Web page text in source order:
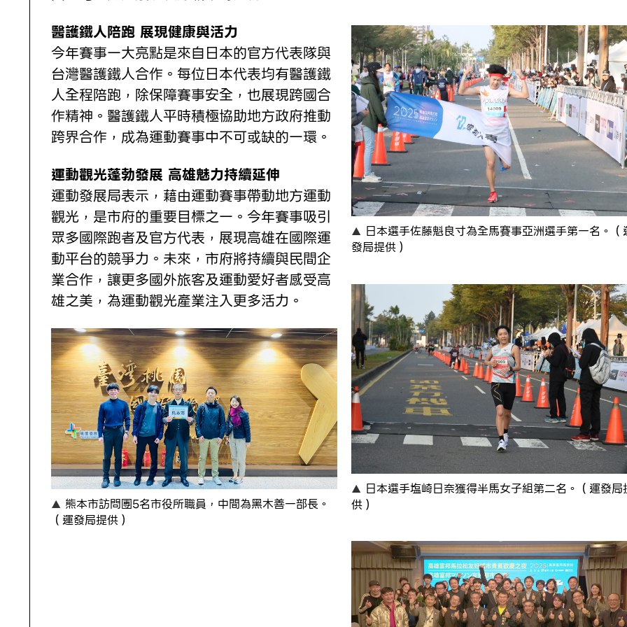
醫護鐵人陪跑 展現健康與活力
今年賽事一大亮點是來自日本的官方代表隊與
台灣醫護鐵人合作。每位日本代表均有醫護鐵
人全程陪跑，除保障賽事安全，也展現跨國合
作精神。醫護鐵人平時積極協助地方政府推動
跨界合作，成為運動賽事中不可或缺的一環。
運動觀光蓬勃發展 高雄魅力持續延伸
運動發展局表示，藉由運動賽事帶動地方運動
觀光，是市府的重要目標之一。今年賽事吸引
眾多國際跑者及官方代表，展現高雄在國際運
動平台的競爭力。未來，市府將持續與民間企
業合作，讓更多國外旅客及運動愛好者感受高
雄之美，為運動觀光產業注入更多活力。
熊本市訪問團5名市役所職員，中間為黑木善一部長。
（運發局提供）
日本選手佐藤魁良寸為全馬賽事亞洲選手第一名。（
發局提供）
日本選手塩崎日奈獲得半馬女子組第二名。（運發局
供）